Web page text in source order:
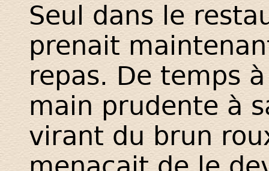
Seul dans le
prenait
repas. De temps
main prudente à
virant du brun